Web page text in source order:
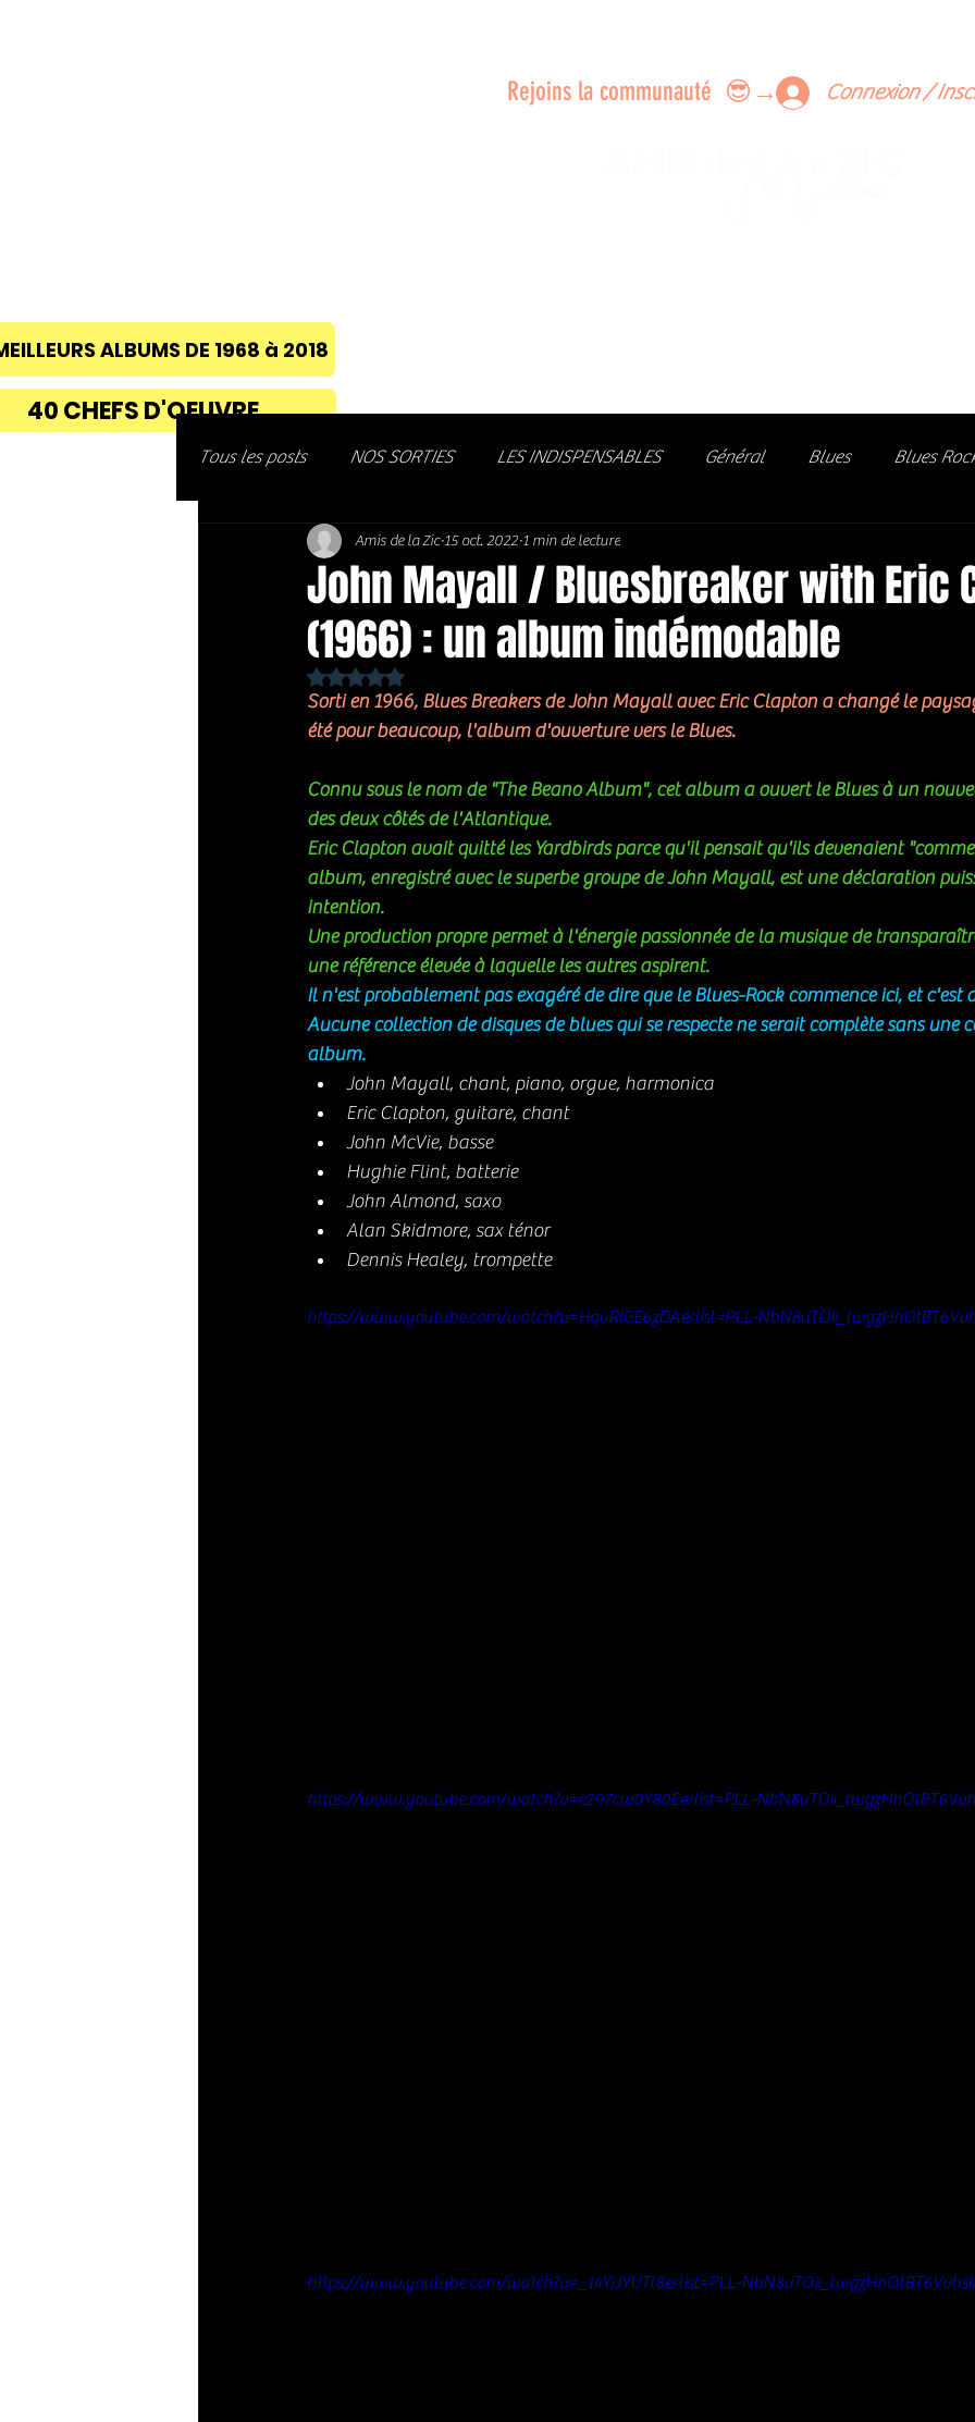
Connexion /
ALBUMS DE 1968 à 2018
Découvrez des artistes, vibrez aux concerts et rejoignez une
Rejoins la communauté 😎→
40 CHEFS D'OEUVRE
Tous les posts NOS SORTIES LES INDISPENSABLES Général Blues Blues
Soft Rock / Folk Jazz Soul / Funk / Rhythm Blues
Country / Americana
John Mayall / Bluesbreaker with Eric
(1966) : un album indémodable
Amis de la Zic 15 oct. 2022 1 min de lecture
Noté NaN étoiles sur 5.
Sorti en 1966, Blues Breakers de John Mayall avec Eric Clapton a changé le
été pour beaucoup, l'album d'ouverture vers le Blues.
Connu sous le nom de "The Beano Album", cet album a ouvert le Blues à un
des deux côtés de l'Atlantique.
Eric Clapton avait quitté les Yardbirds parce qu'il pensait qu'ils devenaient
album, enregistré avec le superbe groupe de John Mayall, est une déclaration
intention.
Une production propre permet à l'énergie passionnée de la musique de
une référence élevée à laquelle les autres aspirent.
Il n'est probablement pas exagéré de dire que le Blues-Rock commence ici, et c'est
Aucune collection de disques de blues qui se respecte ne serait complète sans une
album.
John Mayall, chant, piano, orgue, harmonica
Eric Clapton, guitare, chant
John McVie, basse
Hughie Flint, batterie
John Almond, saxo
Alan Skidmore, sax ténor
Dennis Healey, trompette
https://www.youtube.com/watch?v=HquRIGE6zDA&list=PLL-
https://www.youtube.com/watch?v=e297cw0Y80E&list=PLL-
https://www.youtube.com/watch?v=_14YiJYUTl8&list=PLL-